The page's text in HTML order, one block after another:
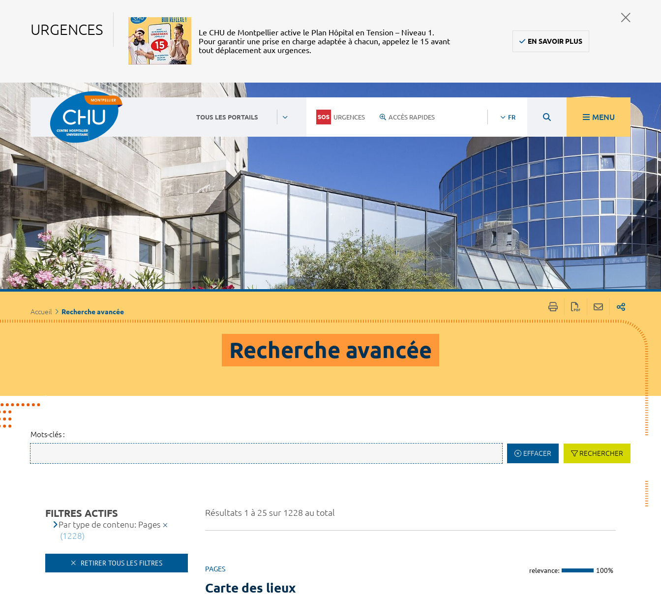
URGENCES
Le CHU de Montpellier active le Plan Hôpital en Tension – Niveau 1.
Pour garantir une prise en charge adaptée à chacun, appelez le 15 avant
tout déplacement aux urgences.
EN SAVOIR PLUS
TOUS LES PORTAILS URGENCES ACCÈS RAPIDES FR MENU
Accueil Recherche avancée
Recherche avancée
Mots-clés :
EFFACER RECHERCHER
Résultats 1 à 25 sur 1228 au total
PAGES relevance: 100%
Carte des lieux
FILTRES ACTIFS
Par type de contenu: Pages
(1228)
RETIRER TOUS LES FILTRES